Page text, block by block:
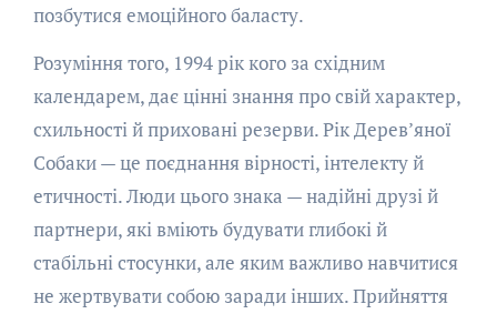
позбутися емоційного баласту.
Розуміння того, 1994 рік кого за східним
календарем, дає цінні знання про свій характер,
схильності й приховані резерви. Рік Дерев’яної
Собаки — це поєднання вірності, інтелекту й
етичності. Люди цього знака — надійні друзі й
партнери, які вміють будувати глибокі й
стабільні стосунки, але яким важливо навчитися
не жертвувати собою заради інших. Прийняття